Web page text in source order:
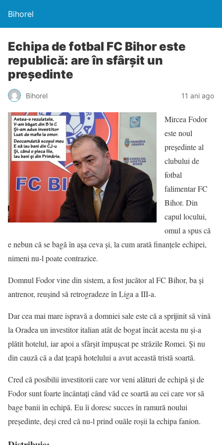
Bihorel
Echipa de fotbal FC Bihor este
republică: are în sfârşit un
preşedinte
Bihorel 11 ani ago
Mircea Fodor
este noul
preşedinte al
clubului de
fotbal
falimentar FC
Bihor. Din
capul locului,
omul a spus că
e nebun că se bagă în aşa ceva şi, la cum arată finanţele echipei,
nimeni nu-l poate contrazice.
Domnul Fodor vine din sistem, a fost jucător al FC Bihor, ba şi
antrenor, reuşind să retrogradeze în Liga a III-a.
Dar cea mai mare ispravă a domniei sale este că a sprijinit să vină
la Oradea un investitor italian atât de bogat încât acesta nu şi-a
plătit hotelul, iar apoi a sfârşit împuşcat pe străzile Romei. Şi nu
din cauză că a dat ţeapă hotelului a avut această tristă soartă.
Cred că posibilii investitorii care vor veni alături de echipă şi de
Fodor sunt foarte încântaţi când văd ce soartă au cei care vor să
bage banii în echipă. Eu îi doresc succes în ramură noului
preşedinte, deşi cred că nu-l prind ouăle roşii la echipa fanion.